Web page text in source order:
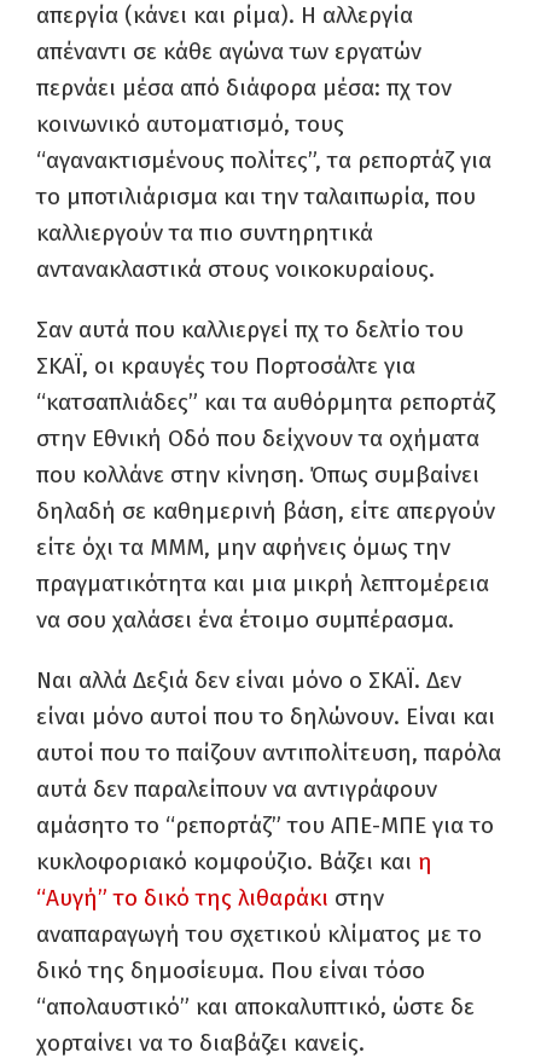
απεργία (κάνει και ρίμα). Η αλλεργία
απέναντι σε κάθε αγώνα των εργατών
περνάει μέσα από διάφορα μέσα: πχ τον
κοινωνικό αυτοματισμό, τους
“αγανακτισμένους πολίτες”, τα ρεπορτάζ για
το μποτιλιάρισμα και την ταλαιπωρία, που
καλλιεργούν τα πιο συντηρητικά
αντανακλαστικά στους νοικοκυραίους.
Σαν αυτά που καλλιεργεί πχ το δελτίο του
ΣΚΑΪ, οι κραυγές του Πορτοσάλτε για
“κατσαπλιάδες” και τα αυθόρμητα ρεπορτάζ
στην Εθνική Οδό που δείχνουν τα οχήματα
που κολλάνε στην κίνηση. Όπως συμβαίνει
δηλαδή σε καθημερινή βάση, είτε απεργούν
είτε όχι τα ΜΜΜ, μην αφήνεις όμως την
πραγματικότητα και μια μικρή λεπτομέρεια
να σου χαλάσει ένα έτοιμο συμπέρασμα.
Ναι αλλά Δεξιά δεν είναι μόνο ο ΣΚΑΪ. Δεν
είναι μόνο αυτοί που το δηλώνουν. Είναι και
αυτοί που το παίζουν αντιπολίτευση, παρόλα
αυτά δεν παραλείπουν να αντιγράφουν
αμάσητο το “ρεπορτάζ” του ΑΠΕ-ΜΠΕ για το
κυκλοφοριακό κομφούζιο. Βάζει και η
“Αυγή” το δικό της λιθαράκι στην
αναπαραγωγή του σχετικού κλίματος με το
δικό της δημοσίευμα. Που είναι τόσο
“απολαυστικό” και αποκαλυπτικό, ώστε δε
χορταίνει να το διαβάζει κανείς.